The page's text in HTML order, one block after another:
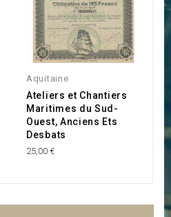
Aquitaine
Ateliers et Chantiers
Maritimes du Sud-
Ouest, Anciens Ets
Desbats
25,00 €